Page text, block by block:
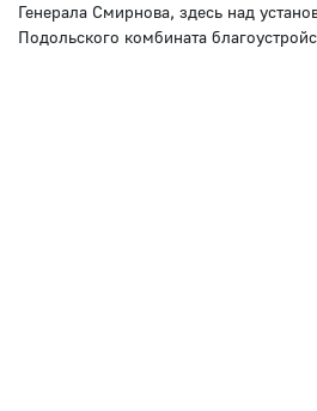
Генерала Смирнова, здесь над
Подольского комбината